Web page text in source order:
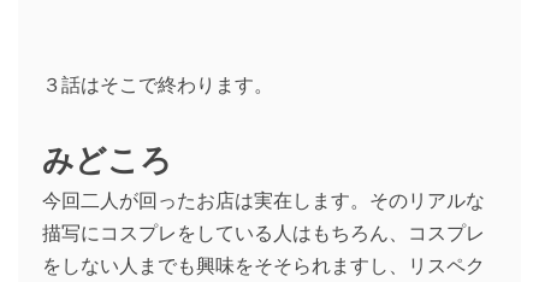
３話はそこで終わります。
みどころ
今回二人が回ったお店は実在します。そのリアルな
描写にコスプレをしている人はもちろん、コスプレ
をしない人までも興味をそそられますし、リスペク